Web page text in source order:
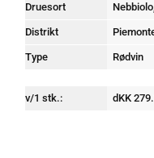
Druesort
Distrikt
Type Rødvin
v/1 stk.: dKK